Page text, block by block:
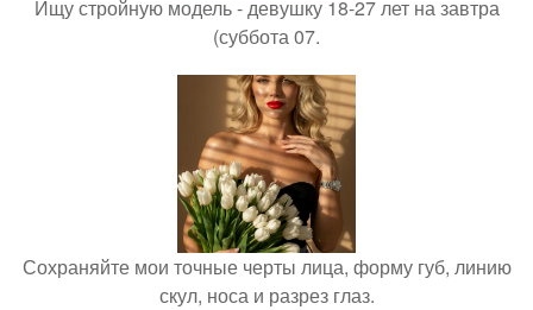
Ищу стройную модель - девушку 18-27 лет на завтра
(суббота 07.
Сохраняйте мои точные черты лица, форму губ, линию
скул, носа и разрез глаз.